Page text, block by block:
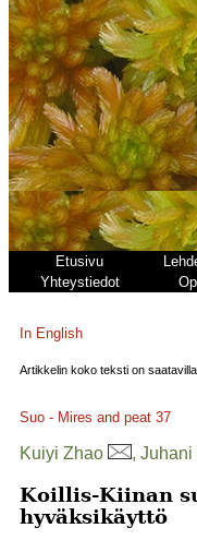
Etusivu
Yhteystiedot
In English
Artikkelin koko teksti on
Suo - Mires and peat 37
Kuiyi Zhao ,
Koillis-Kiinan
hyväksikäyttö